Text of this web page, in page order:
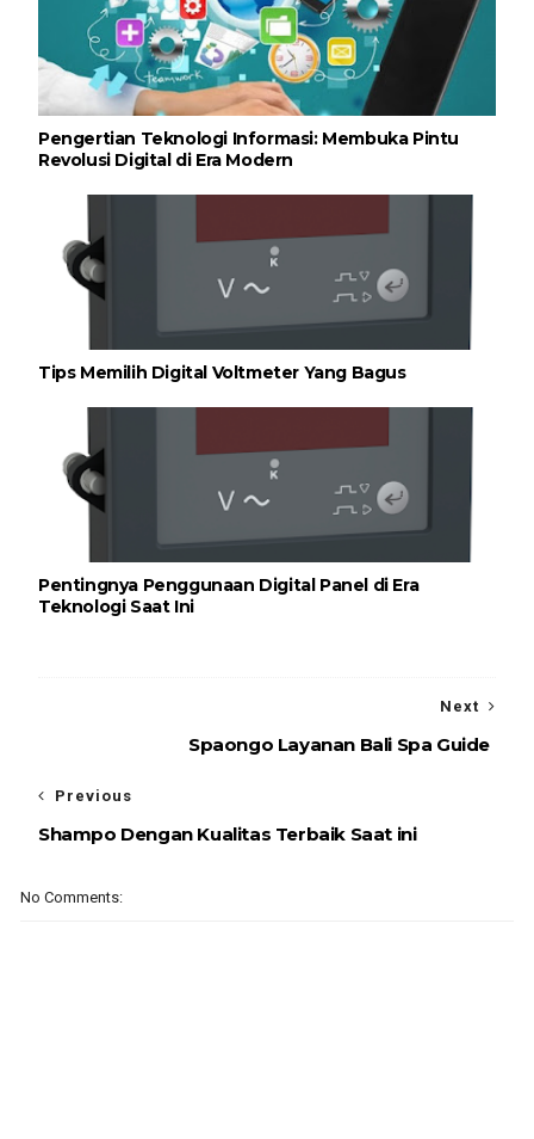
Pengertian Teknologi Informasi: Membuka Pintu
Revolusi Digital di Era Modern
Tips Memilih Digital Voltmeter Yang Bagus
Pentingnya Penggunaan Digital Panel di Era
Teknologi Saat Ini
Next
Spaongo Layanan Bali Spa Guide
Previous
Shampo Dengan Kualitas Terbaik Saat ini
No Comments: